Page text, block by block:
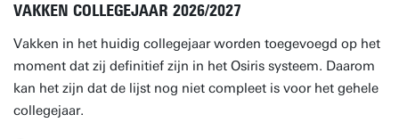
VAKKEN COLLEGEJAAR 2026/2027
Vakken in het huidig collegejaar worden toegevoegd op het
moment dat zij definitief zijn in het Osiris systeem. Daarom
kan het zijn dat de lijst nog niet compleet is voor het gehele
collegejaar.